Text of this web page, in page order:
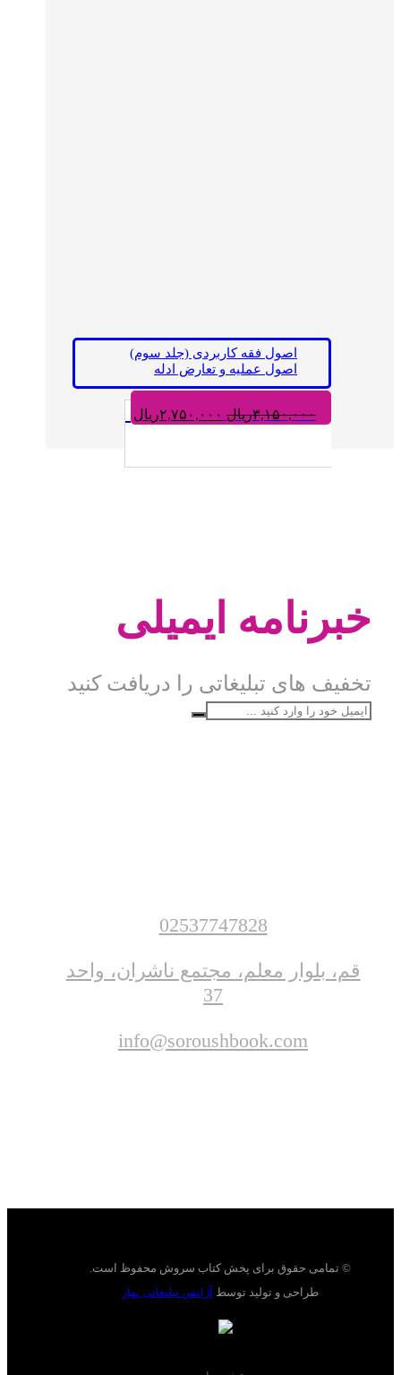
اصول فقه کاربردی (جلد سوم)
اصول عملیه و تعارض ادله
۳,۱۵۰,۰۰۰ریالاصلی:
۲,۷۵۰,۰۰۰ریالفعلی:
خبرنامه ایمیلی
تخفیف های تبلیغاتی را دریافت کنید
02537747828
قم، بلوار معلم، مجتمع ناشران، واحد
37
info@soroushbook.com
© تمامی حقوق برای پخش کتاب سروش محفوظ است.
طراحی و تولید توسط آژانس تبلیغاتی بهار